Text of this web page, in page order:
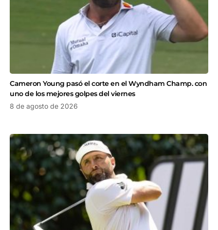
Cameron Young pasó el corte en el Wyndham Champ. con
uno de los mejores golpes del viernes
8 de agosto de 2026